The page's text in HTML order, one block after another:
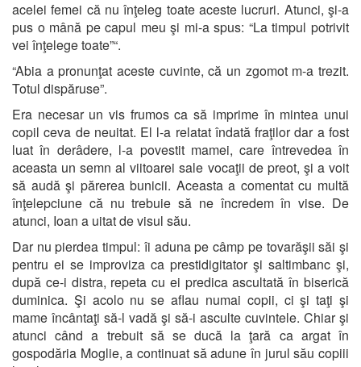
acelei femei că nu înţeleg toate aceste lucruri. Atunci, şi-a
pus o mână pe capul meu şi mi-a spus: “La timpul potrivit
vei înţelege toate”“.
“Abia a pronunţat aceste cuvinte, că un zgomot m-a trezit.
Totul dispăruse”.
Era necesar un vis frumos ca să imprime în mintea unui
copil ceva de neuitat. El l-a relatat îndată fraţilor dar a fost
luat în derâdere, l-a povestit mamei, care întrevedea în
aceasta un semn al viitoarei sale vocaţii de preot, şi a voit
să audă şi părerea bunicii. Aceasta a comentat cu multă
înţelepciune că nu trebuie să ne încredem în vise. De
atunci, Ioan a uitat de visul său.
Dar nu pierdea timpul: îi aduna pe câmp pe tovarăşii săi şi
pentru ei se improviza ca prestidigitator şi saltimbanc şi,
după ce-i distra, repeta cu ei predica ascultată în biserică
duminica. Şi acolo nu se aflau numai copii, ci şi taţi şi
mame încântaţi să-l vadă şi să-i asculte cuvintele. Chiar şi
atunci când a trebuit să se ducă la ţară ca argat în
gospodăria Moglie, a continuat să adune în jurul său copiii